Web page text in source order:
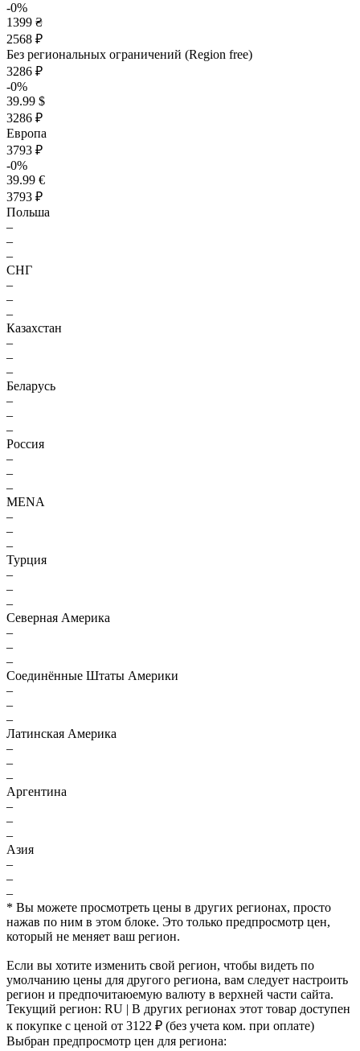
-0%
1399 ₴
2568 ₽
Без региональных ограничений (Region free)
3286 ₽
-0%
39.99 $
3286 ₽
Европа
3793 ₽
-0%
39.99 €
3793 ₽
Польша
–
–
–
СНГ
–
–
–
Казахстан
–
–
–
Беларусь
–
–
–
Россия
–
–
–
MENA
–
–
–
Турция
–
–
–
Северная Америка
–
–
–
Соединённые Штаты Америки
–
–
–
Латинская Америка
–
–
–
Аргентина
–
–
–
Азия
–
–
–
* Вы можете просмотреть цены в других регионах, просто
нажав по ним в этом блоке. Это только предпросмотр цен,
который не меняет ваш регион.
Если вы хотите изменить свой регион, чтобы видеть по
умолчанию цены для другого региона, вам следует настроить
регион и предпочитаюемую валюту в верхней части сайта.
Текущий регион: RU | В других регионах этот товар доступен
к покупке с ценой от 3122 ₽ (без учета ком. при оплате)
Выбран предпросмотр цен для региона: